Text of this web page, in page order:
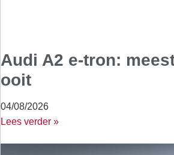
Audi A2 e-tron:
ooit
04/08/2026
Lees verder »